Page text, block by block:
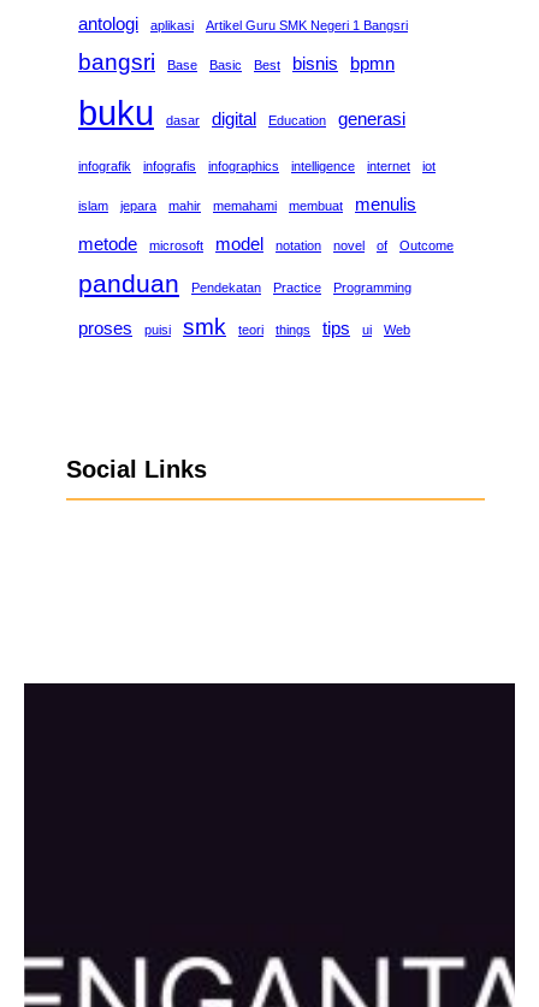
antologi aplikasi Artikel Guru SMK Negeri 1 Bangsri
bangsri Base Basic Best bisnis bpmn
buku dasar digital Education generasi
infografik infografis infographics intelligence internet iot
islam jepara mahir memahami membuat
menulis
metode
microsoft model notation novel of Outcome
panduan Pendekatan Practice Programming
proses puisi smk teori things tips ui Web
Social Links